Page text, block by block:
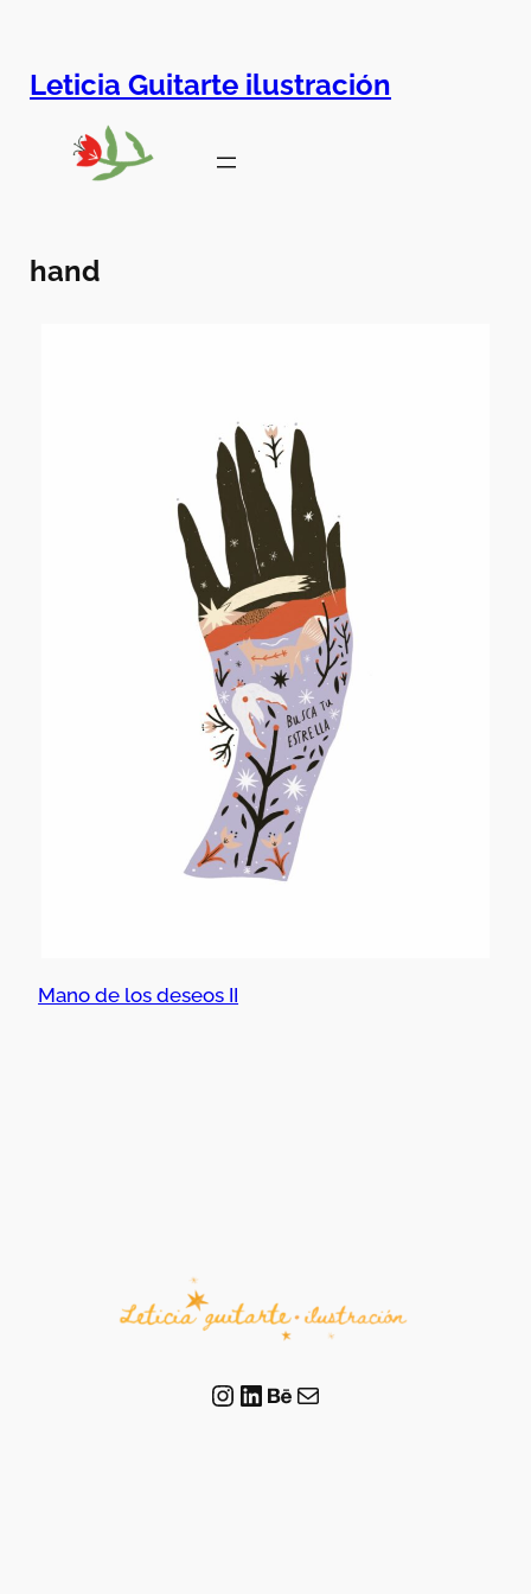
Leticia Guitarte ilustración
hand
Mano de los deseos II